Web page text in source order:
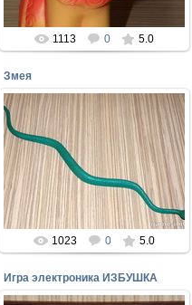
1113 0 5.0
Змея
08.04.2018
Игрушка моего детства Москва
1989
perepelin
1023 0 5.0
Игра электроника ИЗБУШКА